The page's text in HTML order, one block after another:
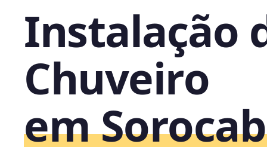
Instalação
Chuveiro
em